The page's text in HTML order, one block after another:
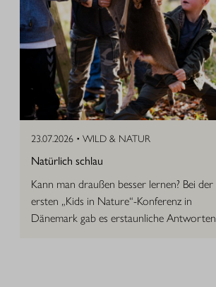
23.07.2026 • WILD & NATUR
Natürlich schlau
Kann man draußen besser lernen? Bei der
ersten „Kids in Nature“-Konferenz in
Dänemark gab es erstaunliche Antworten